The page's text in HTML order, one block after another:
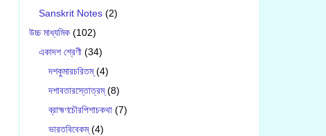
Sanskrit Notes (2)
উচ্চ মাধ্যমিক (102)
একাদশ শ্রেণী (34)
দশকুমারচরিতম্(4)
দশাবতারস্তোত্রম্(8)
ব্রাহ্মণচৌরপিশাচকথা (7)
ভারতবিবেকম্(4)